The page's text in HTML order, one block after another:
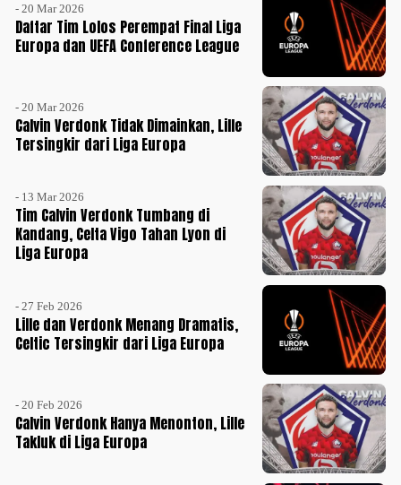
- 20 Mar 2026
Daftar Tim Lolos Perempat Final Liga
Europa dan UEFA Conference League
- 20 Mar 2026
Calvin Verdonk Tidak Dimainkan, Lille
Tersingkir dari Liga Europa
- 13 Mar 2026
Tim Calvin Verdonk Tumbang di
Kandang, Celta Vigo Tahan Lyon di
Liga Europa
- 27 Feb 2026
Lille dan Verdonk Menang Dramatis,
Celtic Tersingkir dari Liga Europa
- 20 Feb 2026
Calvin Verdonk Hanya Menonton, Lille
Takluk di Liga Europa